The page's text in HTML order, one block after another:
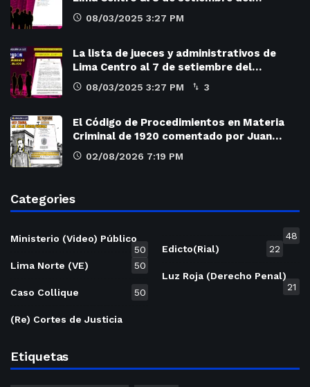
08/03/2025 3:27 PM
La lista de jueces y administrativos de
Lima Centro al 7 de setiembre del…
08/03/2025 3:27 PM 3
El Código de Procedimientos en Materia
Criminal de 1920 comentado por Juan…
02/08/2026 7:19 PM
Categories
Ministerio (Video) Público
50
Lima Norte (VE)
50
Caso Collique 50
(Re) Cortes de Justicia
48
Edicto(Rial)
22
Luz Roja (Derecho Penal)
21
Etiquetas